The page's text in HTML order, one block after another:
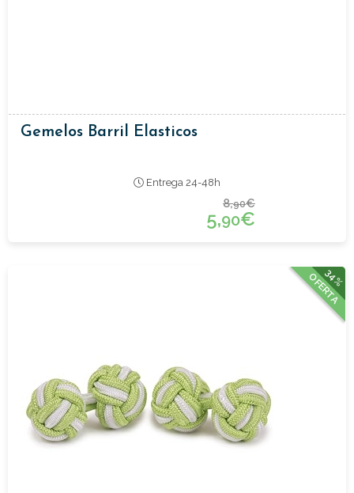
Gemelos Barril Elasticos
Entrega 24-48h
8,90€
5,90€
34%
OFERTA